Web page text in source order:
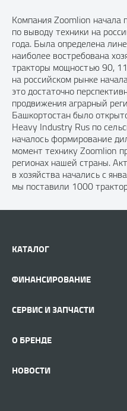
Компания Zoomlion начала
по выводу техники на
года. Была определена
наиболее востребована
тракторы мощностью 90,
на российском рынке
это достаточно
продвижения аграрный
Башкортостан было
Heavy Industry Rus по
началось формирование
момент технику Zoomlion
регионах нашей страны.
в хозяйства начались с
мы поставили 1000
КАТАЛОГ
ФИНАНСИРОВАНИЕ
СЕРВИС И ЗАПЧАСТИ
О БРЕНДЕ
НОВОСТИ